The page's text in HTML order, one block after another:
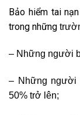
Bảo hiểm tai
trong những
– Những người
– Những người
50% trở lên;